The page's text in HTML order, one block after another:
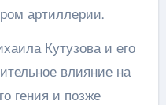
артиллерии.
Кутузова и его
влияние на
гения и позже